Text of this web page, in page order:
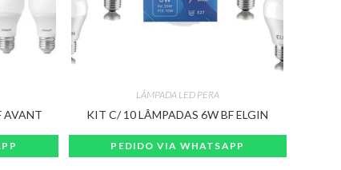
AVANT
LÂMPADA LED PERA
KIT C/ 10 LÂMPADAS 6W BF ELGIN
PEDIDO VIA WHATSAPP